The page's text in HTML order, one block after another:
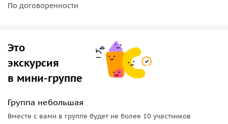
По договоренности
Это
экскурсия
в мини-группе
Группа небольшая
Вместе с вами в группе будет не более 10 участников